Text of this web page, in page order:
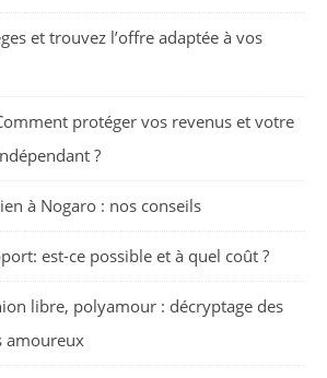
et trouvez l’offre adaptée à vos
protéger vos revenus et votre
?
à Nogaro : nos conseils
est-ce possible et à quel coût ?
libre, polyamour : décryptage des
amoureux